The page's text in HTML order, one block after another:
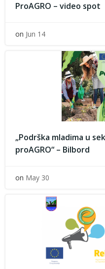
ProAGRO – video spot
on Jun 14
„Podrška mladima u
proAGRO“ – Bilbord
on May 30